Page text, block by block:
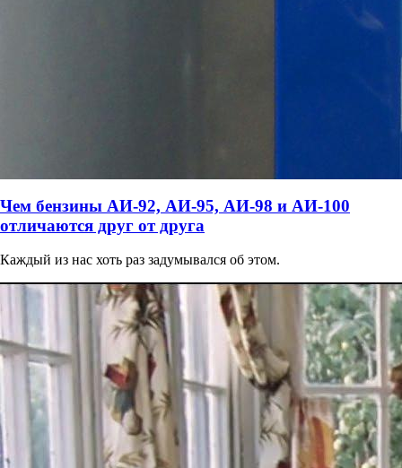
Чем бензины АИ-92, АИ-95, АИ-98 и АИ-100
отличаются друг от друга
Каждый из нас хоть раз задумывался об этом.